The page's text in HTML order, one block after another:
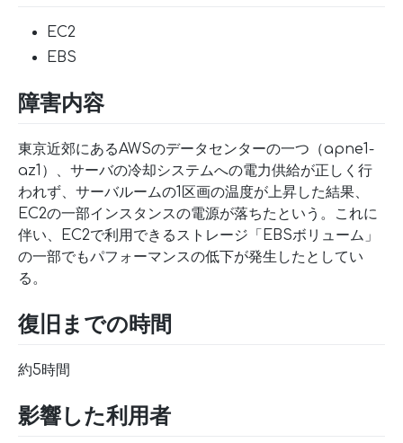
EC2
EBS
障害内容
東京近郊にあるAWSのデータセンターの一つ（apne1-
az1）、サーバの冷却システムへの電力供給が正しく行
われず、サーバルームの1区画の温度が上昇した結果、
EC2の一部インスタンスの電源が落ちたという。これに
伴い、EC2で利用できるストレージ「EBSボリューム」
の一部でもパフォーマンスの低下が発生したとしてい
る。
復旧までの時間
約5時間
影響した利用者